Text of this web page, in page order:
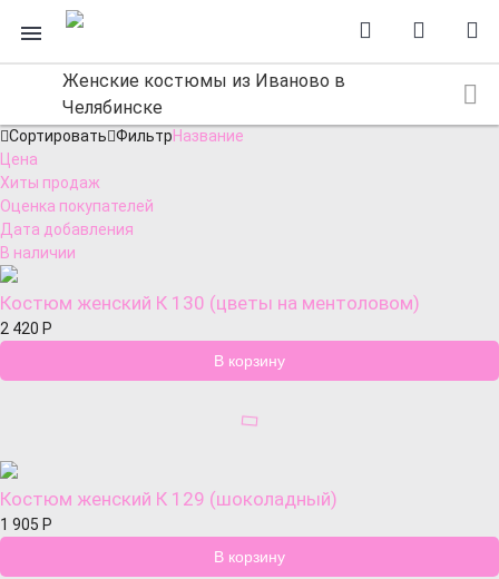
Женские костюмы из Иваново в
Челябинске
Сортировать ФильтрНазвание
Цена
Хиты продаж
Оценка покупателей
Дата добавления
В наличии
Костюм женский К 130 (цветы на ментоловом)
2 420 Р
Костюм женский К 129 (шоколадный)
1 905 Р